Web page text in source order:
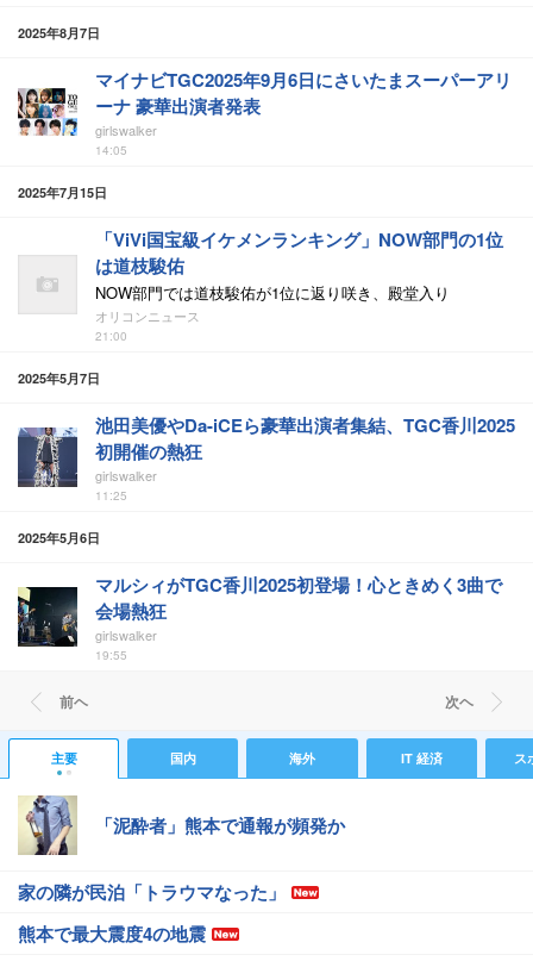
2025年8月7日
マイナビTGC2025年9月6日にさいたまスーパーアリ
ーナ 豪華出演者発表
girlswalker
14:05
2025年7月15日
「ViVi国宝級イケメンランキング」NOW部門の1位
は道枝駿佑
NOW部門では道枝駿佑が1位に返り咲き、殿堂入り
オリコンニュース
21:00
2025年5月7日
池田美優やDa-iCEら豪華出演者集結、TGC香川2025
初開催の熱狂
girlswalker
11:25
2025年5月6日
マルシィがTGC香川2025初登場！心ときめく3曲で
会場熱狂
girlswalker
19:55
前ヘ 次ヘ
主要 国内 海外 IT 経済 ス
「泥酔者」熊本で通報が頻発か
家の隣が民泊「トラウマなった」
熊本で最大震度4の地震